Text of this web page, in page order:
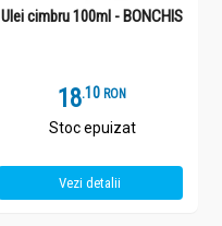
Ulei cimbru 100ml - BONCHIS
18.1 RON
Stoc epuizat
Vezi detalii